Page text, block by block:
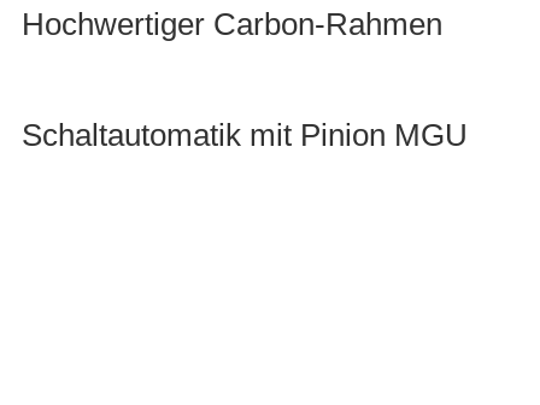
Hochwertiger Carbon-Rahmen
Schaltautomatik mit Pinion MGU